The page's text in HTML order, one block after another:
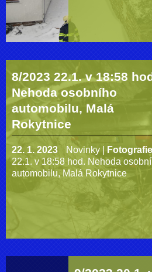
8/2023 22.1. v 18:58
Nehoda osobního
automobilu, Malá
Rokytnice
22. 1. 2023 Novinky
22.1. v 18:58 hod. Nehoda
automobilu, Malá Rokytnice